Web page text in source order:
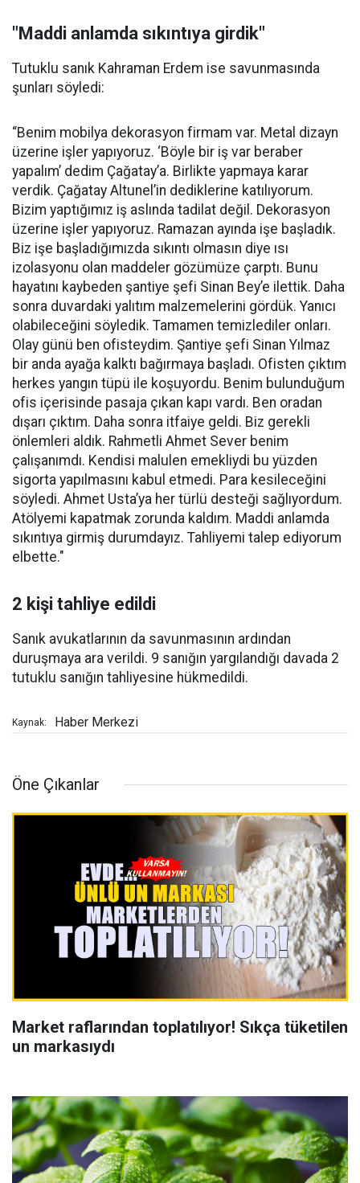
"Maddi anlamda sıkıntıya girdik"
Tutuklu sanık Kahraman Erdem ise savunmasında
şunları söyledi:
“Benim mobilya dekorasyon firmam var. Metal dizayn
üzerine işler yapıyoruz. ‘Böyle bir iş var beraber
yapalım’ dedim Çağatay’a. Birlikte yapmaya karar
verdik. Çağatay Altunel’in dediklerine katılıyorum.
Bizim yaptığımız iş aslında tadilat değil. Dekorasyon
üzerine işler yapıyoruz. Ramazan ayında işe başladık.
Biz işe başladığımızda sıkıntı olmasın diye ısı
izolasyonu olan maddeler gözümüze çarptı. Bunu
hayatını kaybeden şantiye şefi Sinan Bey’e ilettik. Daha
sonra duvardaki yalıtım malzemelerini gördük. Yanıcı
olabileceğini söyledik. Tamamen temizlediler onları.
Olay günü ben ofisteydim. Şantiye şefi Sinan Yılmaz
bir anda ayağa kalktı bağırmaya başladı. Ofisten çıktım
herkes yangın tüpü ile koşuyordu. Benim bulunduğum
ofis içerisinde pasaja çıkan kapı vardı. Ben oradan
dışarı çıktım. Daha sonra itfaiye geldi. Biz gerekli
önlemleri aldık. Rahmetli Ahmet Sever benim
çalışanımdı. Kendisi malulen emekliydi bu yüzden
sigorta yapılmasını kabul etmedi. Para kesileceğini
söyledi. Ahmet Usta’ya her türlü desteği sağlıyordum.
Atölyemi kapatmak zorunda kaldım. Maddi anlamda
sıkıntıya girmiş durumdayız. Tahliyemi talep ediyorum
elbette."
2 kişi tahliye edildi
Sanık avukatlarının da savunmasının ardından
duruşmaya ara verildi. 9 sanığın yargılandığı davada 2
tutuklu sanığın tahliyesine hükmedildi.
Kaynak: Haber Merkezi
Öne Çıkanlar
Market raflarından toplatılıyor! Sıkça tüketilen
un markasıydı